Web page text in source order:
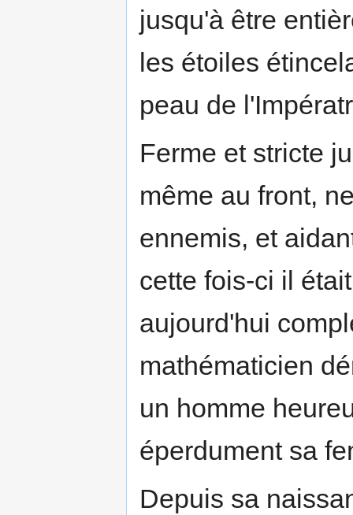
jusqu'à être
les étoiles
peau de
Ferme et stricte
même au front,
ennemis, et
cette fois-ci il
aujourd'hui
mathématicien
un homme
éperdument sa
Depuis sa